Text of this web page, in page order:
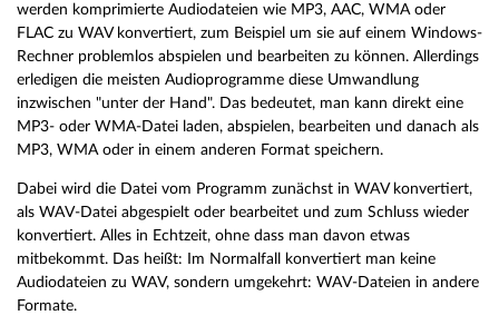
werden komprimierte Audiodateien wie MP3, AAC, WMA oder
FLAC zu WAV konvertiert, zum Beispiel um sie auf einem Windows-
Rechner problemlos abspielen und bearbeiten zu können. Allerdings
erledigen die meisten Audioprogramme diese Umwandlung
inzwischen "unter der Hand". Das bedeutet, man kann direkt eine
MP3- oder WMA-Datei laden, abspielen, bearbeiten und danach als
MP3, WMA oder in einem anderen Format speichern.
Dabei wird die Datei vom Programm zunächst in WAV konvertiert,
als WAV-Datei abgespielt oder bearbeitet und zum Schluss wieder
konvertiert. Alles in Echtzeit, ohne dass man davon etwas
mitbekommt. Das heißt: Im Normalfall konvertiert man keine
Audiodateien zu WAV, sondern umgekehrt: WAV-Dateien in andere
Formate.